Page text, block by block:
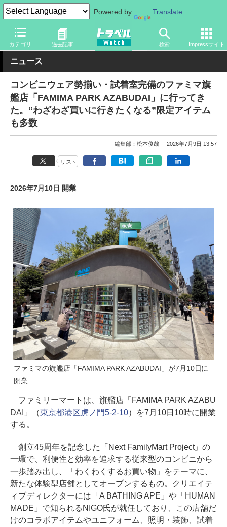
Powered by Translate
カテゴリ 過去記事 検索 Impressサイト
トラベル Watch 地域 国内旅行 東京
ニュース
コンビニウェア勢揃い・試着室完備のファミマ旗
艦店「FAMIMA PARK AZABUDAI」に行ってき
た。“わざわざ買いに行きたくなる”限定アイテム
も多数
編集部：松本俊哉 2026年7月9日 13:57
リスト
2026年7月10日 開業
ファミマの旗艦店「FAMIMA PARK AZABUDAI」が7月10日に
開業
ファミリーマートは、旗艦店「FAMIMA PARK AZABU
DAI」（東京都港区虎ノ門5-2-10）を7月10日10時に開業
する。
創立45周年を記念した「Next FamilyMart Project」の
一環で、利便性と効率を追求する従来型のコンビニから
一歩踏み出し、「わくわくするお買い物」をテーマに、
新たな体験型店舗としてオープンするもの。クリエイテ
ィブディレクターには「A BATHING APE」や「HUMAN
MADE」で知られるNIGO氏が就任しており、この店舗だ
けのコラボアイテムやユニフォーム、照明・装飾、試着